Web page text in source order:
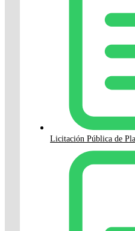
Licitación Pública de